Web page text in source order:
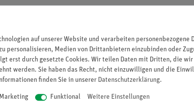
auf unserer Website und verarbeiten personenbezogene
personalisieren, Medien von Drittanbietern einzubinden oder
erst durch gesetzte Cookies. Wir teilen Daten mit Dritten, die
werden. Sie haben das Recht, nicht einzuwilligen und die
finden Sie in unserer Daten­schutz­erklärung.
Marketing Funktional Weitere Einstellungen